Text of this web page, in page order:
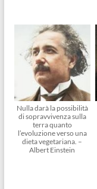
Nulla darà la possibilità
di sopravvivenza sulla
terra quanto
l’evoluzione verso una
dieta vegetariana. –
Albert Einstein